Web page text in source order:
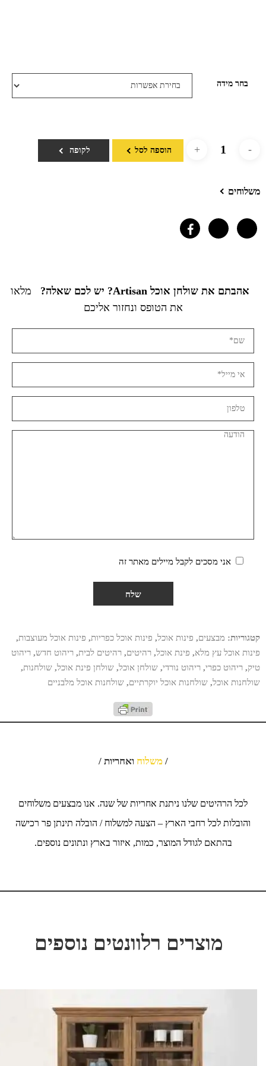
בחר מידה
הוספה לסל לקופה
משלוחים
אהבתם את שולחן אוכל Artisan? יש לכם שאלה?
מלאו
את הטופס ונחזור אליכם
אני מסכים לקבל מיילים מאתר זה
קטגוריות: מבצעים, פינות אוכל, פינות אוכל כפריות, פינות אוכל מעוצבות,
פינות אוכל עץ מלא, פינת אוכל, רהיטים, רהיטים לבית, ריהוט חדש, ריהוט
טיק, ריהוט כפרי, ריהוט נורדי, שולחן אוכל, שולחן פינת אוכל, שולחנות,
שולחנות אוכל, שולחנות אוכל יוקרתיים, שולחנות אוכל מלבניים
/משלוח ואחריות /
לכל הרהיטים שלנו ניתנת אחריות של שנה. אנו מבצעים משלוחים
והובלות לכל רחבי הארץ – הצעה למשלוח / הובלה תינתן פר רכישה
בהתאם לגודל המוצר, כמות, איזור בארץ ונתונים נוספים.
מוצרים רלוונטים נוספים